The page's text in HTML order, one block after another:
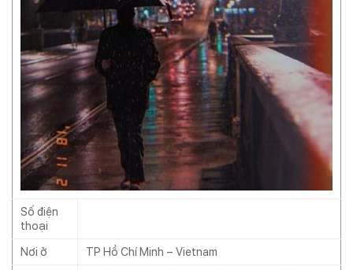
Số điện
thoại
Nơi ở
TP Hồ Chí Minh – Vietnam